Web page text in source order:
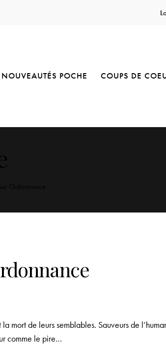
NOUVEAUTÉS POCHE COUPS DE
mort de leurs semblables. Sauveurs de
comme le pire…